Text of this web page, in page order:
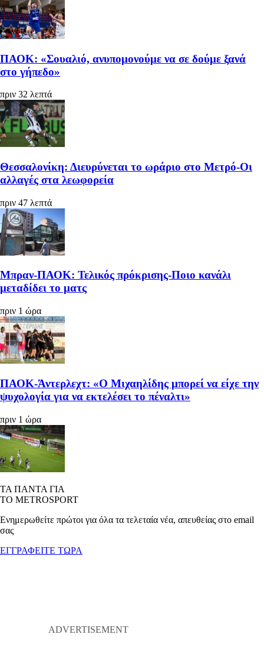
ΠΑΟΚ: «Σουαλιό, ανυπομονούμε να σε δούμε ξανά
στο γήπεδο»
πριν 32 λεπτά
Θεσσαλονίκη: Διευρύνεται το ωράριο στο Μετρό-Οι
αλλαγές στα λεωφορεία
πριν 47 λεπτά
Μπραν-ΠΑΟΚ: Τελικός πρόκρισης-Ποιο κανάλι
μεταδίδει το ματς
πριν 1 ώρα
ΠΑΟΚ-Άντερλεχτ: «Ο Μιχαηλίδης μπορεί να είχε την
ψυχολογία για να εκτελέσει το πέναλτι»
πριν 1 ώρα
ΤΑ ΠΑΝΤΑ ΓΙΑ
ΤΟ METROSPORT
Ενημερωθείτε πρώτοι για όλα τα τελεταία νέα, απευθείας στο email
σας
ΕΓΓΡΑΦΕΙΤΕ ΤΩΡΑ